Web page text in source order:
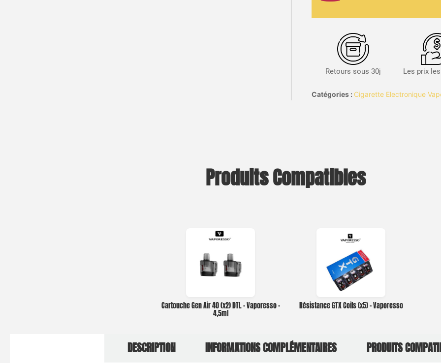
Retours sous 30j Les prix
Catégories : Cigarette Electronique
Produits Compatibles
Cartouche Gen Air 40 (x2) DTL – Vaporesso –
4,5ml
Résistance GTX Coils (x5) – Vaporesso
DESCRIPTION INFORMATIONS COMPLÉMENTAIRES PRODUITS